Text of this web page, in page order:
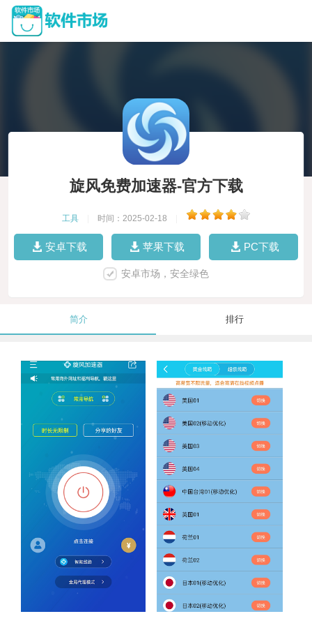
旋风免费加速器-官方下载
工具 时间：2025-02-18
安卓下载 苹果下载 PC下载
安卓市场，安全绿色
简介 排行